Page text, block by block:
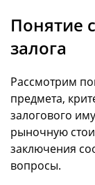
Понятие
залога
Рассмотрим
предмета,
залогового
рыночную
заключения
вопросы.